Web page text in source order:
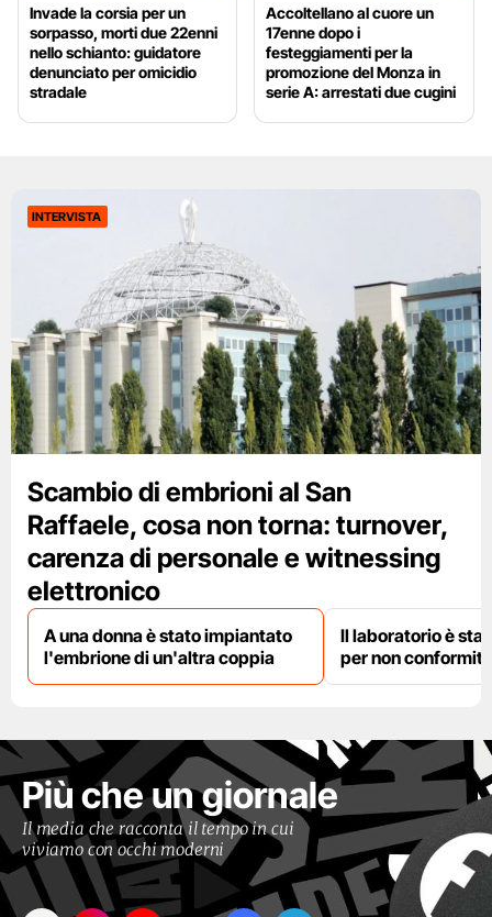
Invade la corsia per un
sorpasso, morti due 22enni
nello schianto: guidatore
denunciato per omicidio
stradale
Accoltellano al cuore un
17enne dopo i
festeggiamenti per la
promozione del Monza in
serie A: arrestati due cugini
INTERVISTA
Scambio di embrioni al San
Raffaele, cosa non torna: turnover,
carenza di personale e witnessing
elettronico
A una donna è stato impiantato
l'embrione di un'altra coppia
Il laboratorio è
per non
Più che un giornale
Il media che racconta il tempo in cui
viviamo con occhi moderni